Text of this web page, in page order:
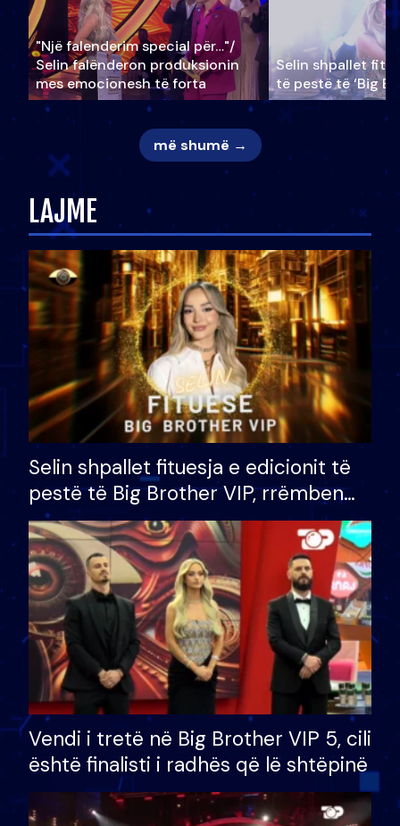
"Një falenderim special për…"/
Selin falënderon produksionin
mes emocionesh të forta
Selin shpallet
të pestë të ‘Big
më shumë →
LAJME
Selin shpallet fituesja e edicionit të
pestë të Big Brother VIP, rrëmben
çmimin e madh prej 100 mijë eurosh
Vendi i tretë në Big Brother VIP 5, cili
është finalisti i radhës që lë shtëpinë